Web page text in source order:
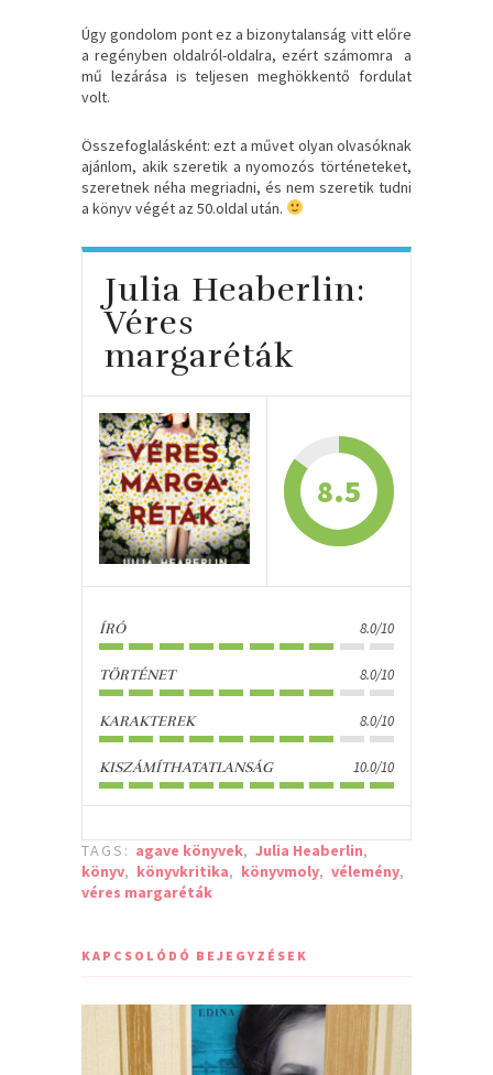
Úgy gondolom pont ez a bizonytalanság vitt előre
a regényben oldalról-oldalra, ezért számomra a
mű lezárása is teljesen meghökkentő fordulat
volt.
Összefoglalásként: ezt a művet olyan olvasóknak
ajánlom, akik szeretik a nyomozós történeteket,
szeretnek néha megriadni, és nem szeretik tudni
a könyv végét az 50.oldal után.
Julia Heaberlin:
Véres
margaréták
8.5
ÍRÓ 8.0/10
TÖRTÉNET 8.0/10
KARAKTEREK 8.0/10
KISZÁMÍTHATATLANSÁG 10.0/10
TAGS: agave könyvek, Julia Heaberlin,
könyv, könyvkritika, könyvmoly, vélemény,
véres margaréták
KAPCSOLÓDÓ BEJEGYZÉSEK